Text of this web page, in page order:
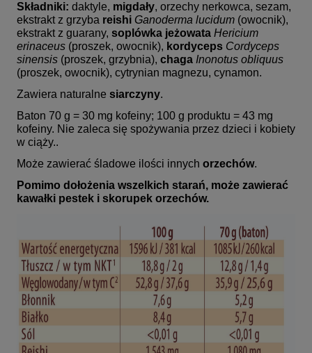
Składniki: daktyle, migdały, orzechy nerkowca, sezam,
ekstrakt z grzyba reishi Ganoderma lucidum (owocnik),
ekstrakt z guarany, soplówka jeżowata Hericium
erinaceus (proszek, owocnik), kordyceps Cordyceps
sinensis (proszek, grzybnia), chaga Inonotus obliquus
(proszek, owocnik), cytrynian magnezu, cynamon.
Zawiera naturalne siarczyny.
Baton 70 g = 30 mg kofeiny; 100 g produktu = 43 mg
kofeiny. Nie zaleca się spożywania przez dzieci i kobiety
w ciąży..
Może zawierać śladowe ilości innych orzechów.
Pomimo dołożenia wszelkich starań, może zawierać
kawałki pestek i skorupek orzechów.